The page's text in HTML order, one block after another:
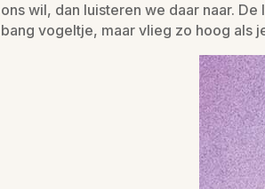
ons wil, dan luisteren we daar naar.
bang vogeltje, maar vlieg zo hoog als